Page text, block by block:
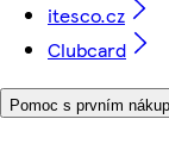
itesco.cz
Clubcard
Pomoc s prvním